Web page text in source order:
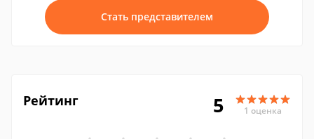
Стать представителем
Рейтинг 5 1 оценка